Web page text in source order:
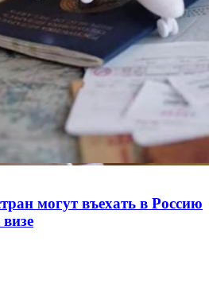
могут въехать в Россию